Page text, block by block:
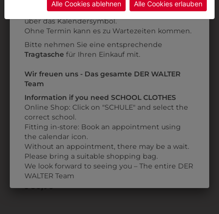
DAMEN
SCHLUPFKASACK
€ 49,90
DAMENKASACK
€ 55,90
ZULETZT ANGESEHEN
2163948521
DAMENKASACK
€ 50,90
Datenschutzerklärungbzw. im
Alle Cookies ablehnen Alle Cookies erlauben
AnprobeVorort im Geschäft: Termin buchen
über das Kalendersymbol.
Ohne Termin kann es zu Wartezeiten kommen.
Bitte nehmen Sie eine entsprechende
Tragtasche für Ihren Einkauf mit.
Wir freuen uns - Das gesamte DER WALTER
Team
Information if you need SCHOOL CLOTHES
Online Shop: Click on "SCHULE" and select the
correct school.
Fitting in-store: Book an appointment using
the calendar icon.
Without an appointment, there may be a wait.
Please bring a suitable shopping bag.
We look forward to seeing you – The entire DER
WALTER Team